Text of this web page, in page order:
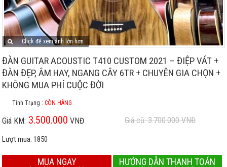
Click để xem ảnh lớn hơn
ĐÀN GUITAR ACOUSTIC T410 CUSTOM 2021 – ĐIỆP VÁT +
ĐÀN ĐẸP, ÂM HAY, NGANG CÂY 6TR + CHUYÊN GIA CHỌN +
KHÔNG MUA PHÍ CUỘC ĐỜI
Tình Trạng : CÒN HÀNG
Giá KM: 3.500.000 VNĐ Giá cũ: 3.700.000VNĐ
Lượt mua:1850
MUA NGAY HƯỚNG DẪN THANH TOÁN